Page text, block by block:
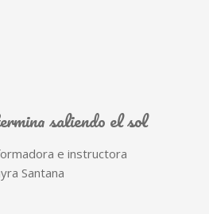
saliendo el sol
e instructora
Santana